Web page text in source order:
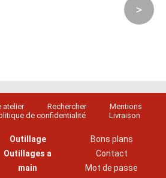
>
atelier Rechercher
Mentions
de confidentialité Livraison
Outillage
Outillages a
main
Bons plans
Contact
Mot de passe